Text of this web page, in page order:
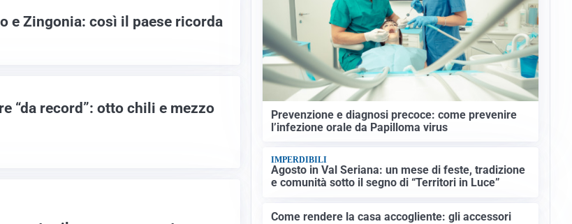
e Zingonia: così il paese ricorda
“da record”: otto chili e mezzo
Prevenzione e diagnosi precoce: come prevenire
l’infezione orale da Papilloma virus
IMPERDIBILI
Agosto in Val Seriana: un mese di feste, tradizione
e comunità sotto il segno di “Territori in Luce”
Come rendere la casa accogliente: gli accessori